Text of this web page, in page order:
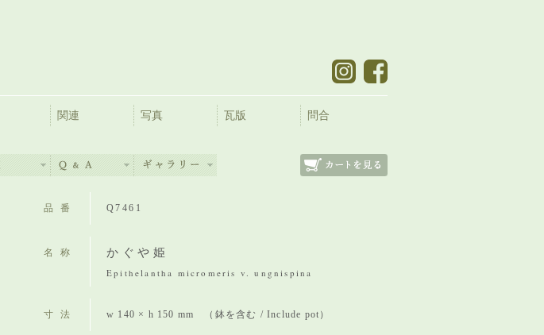
関連 写真 瓦版 問合
品番 Q7461
名称 かぐや姫
Epithelantha micromeris v. ungnispina
寸法 w 140 × h 150 mm （鉢を含む / Include pot）